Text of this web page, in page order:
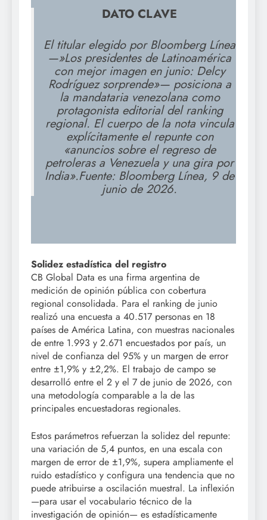
DATO CLAVE
El titular elegido por Bloomberg Línea
—»Los presidentes de Latinoamérica
con mejor imagen en junio: Delcy
Rodríguez sorprende»— posiciona a
la mandataria venezolana como
protagonista editorial del ranking
regional. El cuerpo de la nota vincula
explícitamente el repunte con
«anuncios sobre el regreso de
petroleras a Venezuela y una gira por
India».Fuente: Bloomberg Línea, 9 de
junio de 2026.
Solidez estadística del registro
CB Global Data es una firma argentina de
medición de opinión pública con cobertura
regional consolidada. Para el ranking de junio
realizó una encuesta a 40.517 personas en 18
países de América Latina, con muestras nacionales
de entre 1.993 y 2.671 encuestados por país, un
nivel de confianza del 95% y un margen de error
entre ±1,9% y ±2,2%. El trabajo de campo se
desarrolló entre el 2 y el 7 de junio de 2026, con
una metodología comparable a la de las
principales encuestadoras regionales.
Estos parámetros refuerzan la solidez del repunte:
una variación de 5,4 puntos, en una escala con
margen de error de ±1,9%, supera ampliamente el
ruido estadístico y configura una tendencia que no
puede atribuirse a oscilación muestral. La inflexión
—para usar el vocabulario técnico de la
investigación de opinión— es estadísticamente